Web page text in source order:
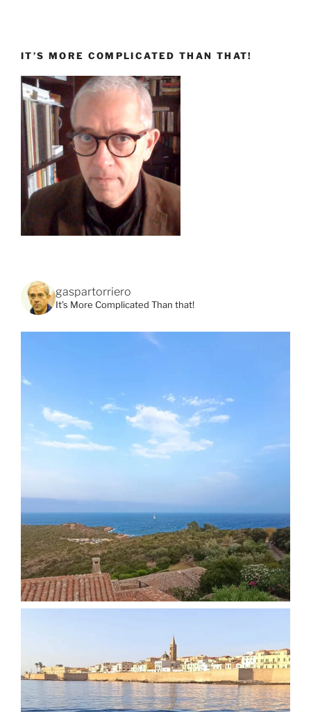
IT’S MORE COMPLICATED THAN THAT!
gaspartorriero
It's More Complicated Than that!